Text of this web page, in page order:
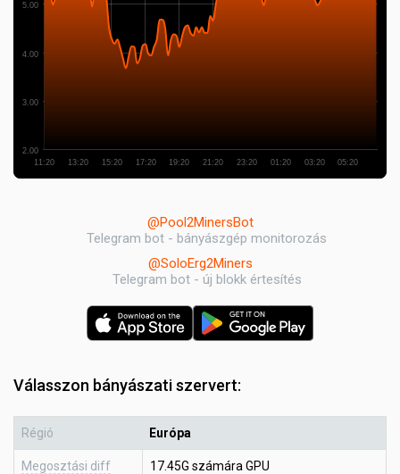
11:20 13:20 15:20 17:20 19:20 21:20 23:20 01:20 03:20 05:20
2.00
3.00
4.00
5.00
@Pool2MinersBot
Telegram bot - bányászgép monitorozás
@SoloErg2Miners
Telegram bot - új blokk értesítés
Válasszon bányászati szervert:
Régió Európa
Megosztási diff 17.45G számára GPU